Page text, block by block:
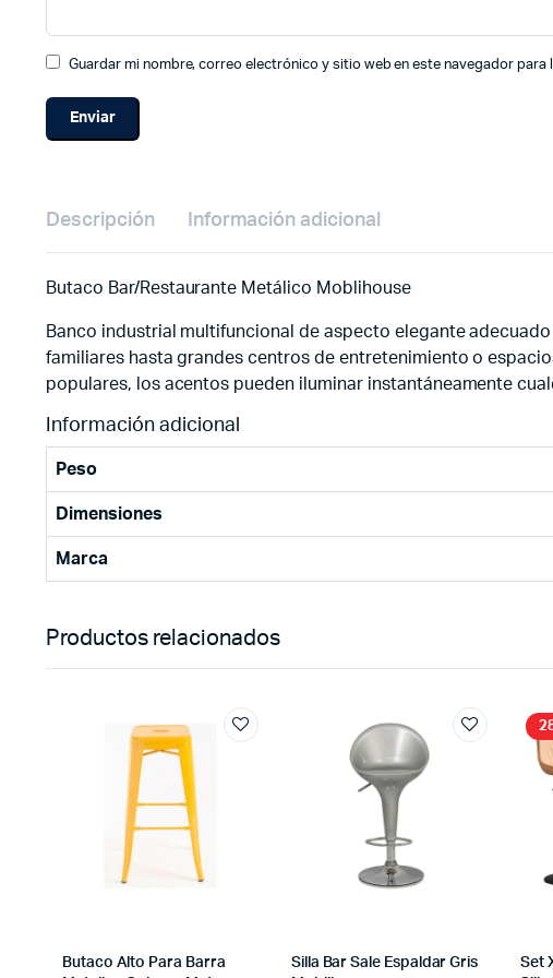
Guardar mi nombre, correo electrónico y sitio web en este navegador para
Descripción Información adicional
Butaco Bar/Restaurante Metálico Moblihouse
Banco industrial multifuncional de aspecto elegante
familiares hasta grandes centros de entretenimiento o
populares, los acentos pueden iluminar instantáneamente
Información adicional
Peso
Dimensiones
Marca
Productos relacionados
Butaco Alto Para Barra
Silla Bar Sale Espaldar Gris
Set